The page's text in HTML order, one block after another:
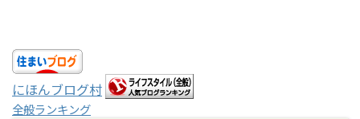
にほんブログ村
全般ランキング